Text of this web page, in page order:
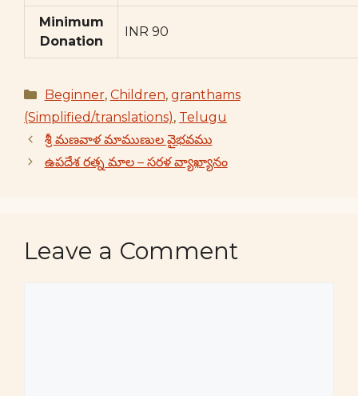
Minimum
Donation
INR 90
Categories
Beginner, Children, granthams
(Simplified/translations), Telugu
శ్రీ మణవాళ మాముణుల వైభవము
ఉపదేశ రత్న మాల – సరళ వ్యాఖ్యానం
Leave a Comment